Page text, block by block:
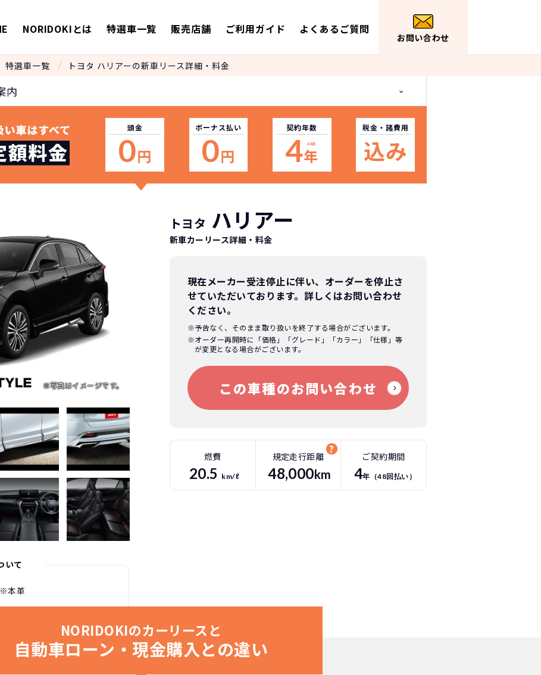
NORIDOKIとは 特選車一覧 販売店舗 ご利用ガイド よくあるご質問
お問い合わせ
特選車一覧 トヨタ ハリアーの新車リース詳細・料金
内
頭金
0円
ボーナス払い
0円
契約年数
4年
48回
税金 ・諸費用
込み
トヨタ ハリアー
新車カーリース詳細 ・料金
現在メーカー受注停止に伴い、オーダーを停止さ
せていただいております。 詳しくはお問い合わせ
ください。
※予告なく、そのまま取り扱いを終了する場合がございます。
※オーダー再開時に「価格」「グレード」「カラー」「仕様」等
が変更となる場合がございます。
この車種のお問い合わせ
燃費
20.5 km/ℓ
規定走行距離
48,000km
ご契約期間
4年（48回払い）
いて
※本革
NORIDOKIのカーリースと
自動車ローン・現金購入との違い